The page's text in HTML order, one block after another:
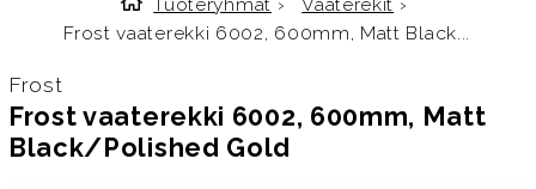
Etusivulle
Tuoteryhmät › Vaaterekit ›
Frost vaaterekki 6002, 600mm, Matt Black...
Frost
Frost vaaterekki 6002, 600mm, Matt
Black/Polished Gold